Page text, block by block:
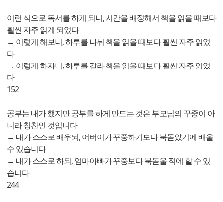
이런 식으로 독서를 하게 되니, 시간을 배정해서 책을 읽을 때보다
훨씬 자주 읽게 되었다
→ 이렇게 해보니, 하루를 나눠 책을 읽을 때보다 훨씬 자주 읽었
다
→ 이렇게 하자니, 하루를 갈라 책을 읽을 때보다 훨씬 자주 읽었
다
152
공부는 내가 했지만 공부를 하게 만드는 것은 부모님의 꾸중이 아
니라 칭찬인 것입니다
→ 내가 스스로 배우되, 어버이가 꾸중하기보다 북돋았기에 배울
수 있습니다
→ 내가 스스로 하되, 엄마아빠가 꾸중보다 북돋울 적에 할 수 있
습니다
244